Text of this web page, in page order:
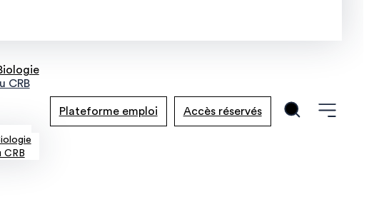
CRB
CRB
Plateforme emploi Accès réservés